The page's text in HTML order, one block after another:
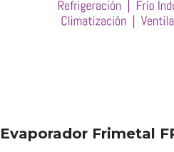
Evaporador Frimetal